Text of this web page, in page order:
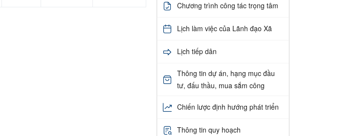
Chương trình công tác trọng tâm
Lịch làm việc của Lãnh đạo Xã
Lịch tiếp dân
Thông tin dự án, hạng mục đầu
tư, đấu thầu, mua sắm công
Chiến lược định hướng phát triển
Thông tin quy hoạch